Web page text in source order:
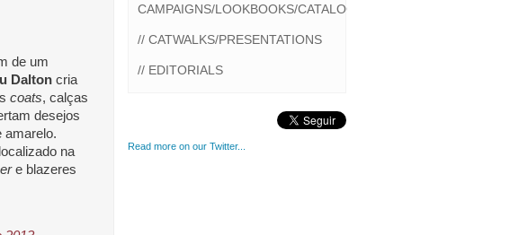
de um
Dalton cria
coats, calças
desejos
amarelo.
localizado na
e blazeres
CAMPAIGNS/LOOKBOOKS/CATALOGS
// CATWALKS/PRESENTATIONS
// EDITORIALS
Read more on our Twitter...